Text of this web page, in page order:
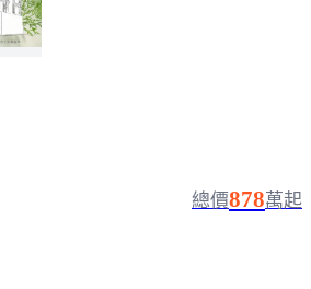
總價878萬起